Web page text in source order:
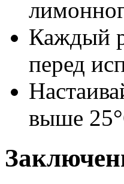
Каждый
перед
выше